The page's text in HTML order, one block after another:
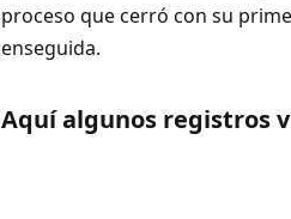
proceso que cerró con su
enseguida.
Aquí algunos registros